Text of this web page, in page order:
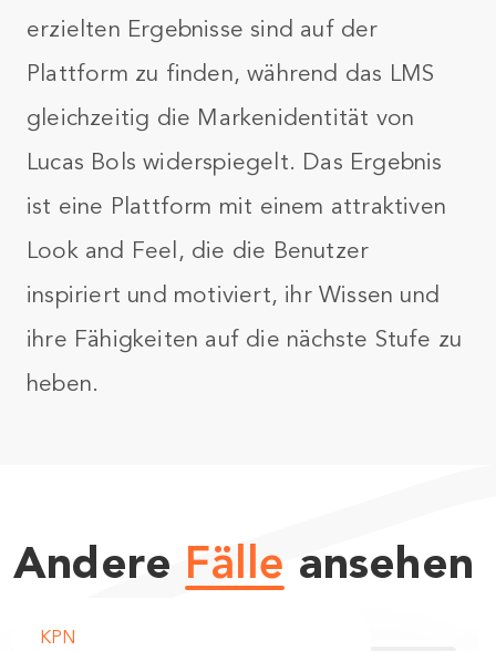
erzielten Ergebnisse sind auf der
Plattform zu finden, während das LMS
gleichzeitig die Markenidentität von
Lucas Bols widerspiegelt. Das Ergebnis
ist eine Plattform mit einem attraktiven
Look and Feel, die die Benutzer
inspiriert und motiviert, ihr Wissen und
ihre Fähigkeiten auf die nächste Stufe zu
heben.
Andere Fälle ansehen
KPN